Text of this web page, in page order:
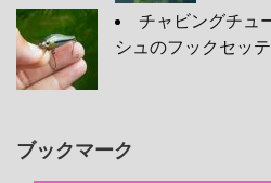
チャビングチュ
シュのフックセッ
ブックマーク